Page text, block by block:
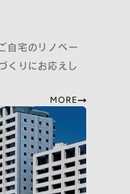
自宅のリノベー
くりにお応えし
MORE